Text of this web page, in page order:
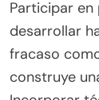
hacia el